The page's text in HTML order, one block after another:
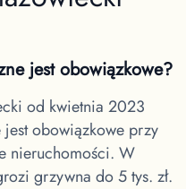
jest obowiązkowe?
od kwietnia 2023
obowiązkowe przy
nieruchomości. W
grzywna do 5 tys. zł.